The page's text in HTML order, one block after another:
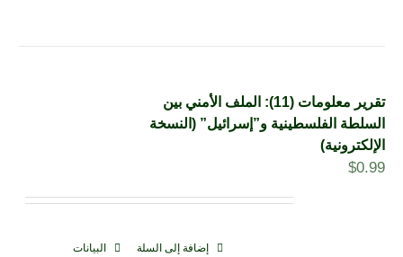
تقرير معلومات (11): الملف الأمني بين
السلطة الفلسطينية و”إسرائيل” (النسخة
الإلكترونية)
$0.99
إضافة إلى السلة البيانات